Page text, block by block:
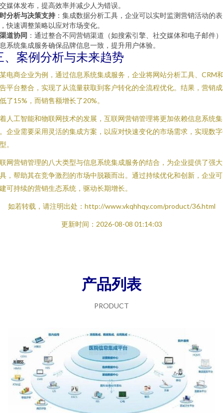
媒体发布，提高效率并减少人为错误。
分析与决策支持 ：集成数据分析工具，企业可以实时监测营销活动的表
快速调整策略以应对市场变化。
道协同 ：通过整合不同营销渠道（如搜索引擎、社交媒体和电子邮件
系统集成服务确保品牌信息一致，提升用户体验。
、案例分析与未来趋势
电商企业为例，通过信息系统集成服务，企业将网站分析工具、CRM
平台整合，实现了从流量获取到客户转化的全流程优化。结果，营销
了15%，而销售额增长了20%。
人工智能和物联网技术的发展，互联网营销管理将更加依赖信息系统集
企业需要采用灵活的集成方案，以应对快速变化的市场需求，实现数
。
网营销管理的八大类型与信息系统集成服务的结合，为企业提供了强
，帮助其在竞争激烈的市场中脱颖而出。通过持续优化和创新，企业
可持续的营销生态系统，驱动长期增长。
如若转载，请注明出处：http://www.vkqhhqy.com/product/36.html
更新时间：2026-08-08 01:14:03
产品列表
PRODUCT